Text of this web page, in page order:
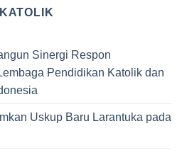
Sinergi Respon
Pendidikan Katolik dan
Uskup Baru Larantuka pada